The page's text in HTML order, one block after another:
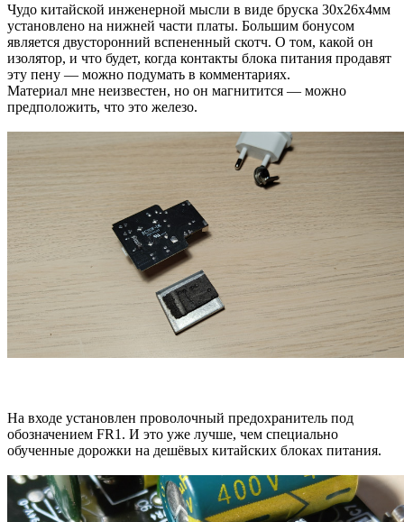
Чудо китайской инженерной мысли в виде бруска 30х26х4мм
установлено на нижней части платы. Большим бонусом
является двусторонний вспененный скотч. О том, какой он
изолятор, и что будет, когда контакты блока питания продавят
эту пену — можно подумать в комментариях.
Материал мне неизвестен, но он магнитится — можно
предположить, что это железо.
На входе установлен проволочный предохранитель под
обозначением FR1. И это уже лучше, чем специально
обученные дорожки на дешёвых китайских блоках питания.